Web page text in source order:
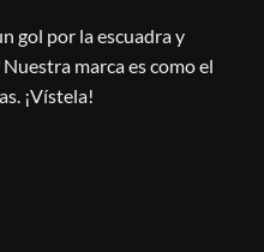
gol por la escuadra y
marca es como el
¡Vístela!